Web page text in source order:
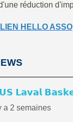
réduction
LIEN HELLO ASSO
𝗟𝗮𝘃𝗮𝗹
a 2 semaines